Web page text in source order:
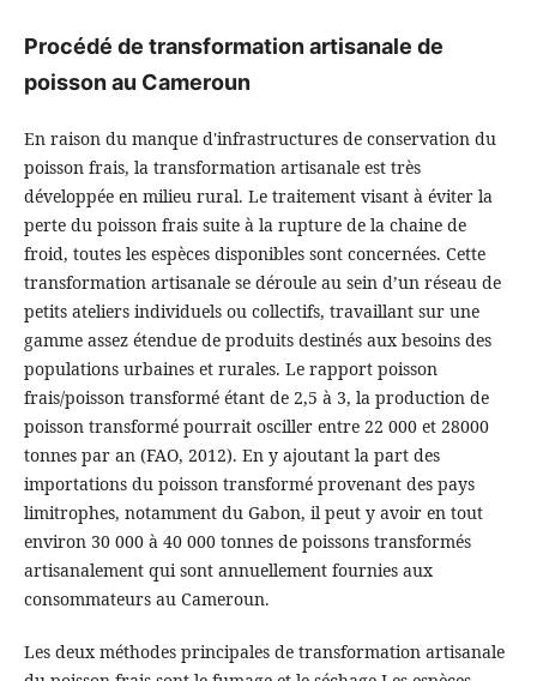
Procédé de transformation artisanale de
poisson au Cameroun
En raison du manque d'infrastructures de conservation du
poisson frais, la transformation artisanale est très
développée en milieu rural. Le traitement visant à éviter la
perte du poisson frais suite à la rupture de la chaine de
froid, toutes les espèces disponibles sont concernées. Cette
transformation artisanale se déroule au sein d’un réseau de
petits ateliers individuels ou collectifs, travaillant sur une
gamme assez étendue de produits destinés aux besoins des
populations urbaines et rurales. Le rapport poisson
frais/poisson transformé étant de 2,5 à 3, la production de
poisson transformé pourrait osciller entre 22 000 et 28000
tonnes par an (FAO, 2012). En y ajoutant la part des
importations du poisson transformé provenant des pays
limitrophes, notamment du Gabon, il peut y avoir en tout
environ 30 000 à 40 000 tonnes de poissons transformés
artisanalement qui sont annuellement fournies aux
consommateurs au Cameroun.
Les deux méthodes principales de transformation artisanale